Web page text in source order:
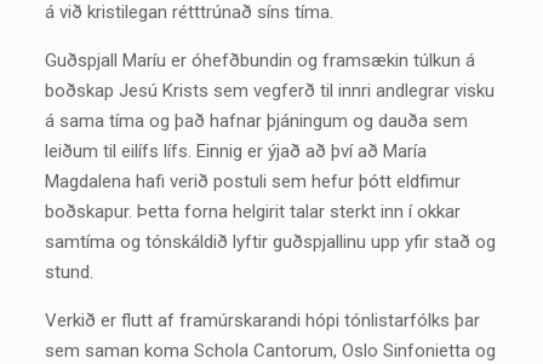
á við kristilegan rétttrúnað síns tíma.
Guðspjall Maríu er óhefðbundin og framsækin túlkun á
boðskap Jesú Krists sem vegferð til innri andlegrar visku
á sama tíma og það hafnar þjáningum og dauða sem
leiðum til eilífs lífs. Einnig er ýjað að því að María
Magdalena hafi verið postuli sem hefur þótt eldfimur
boðskapur. Þetta forna helgirit talar sterkt inn í okkar
samtíma og tónskáldið lyftir guðspjallinu upp yfir stað og
stund.
Verkið er flutt af framúrskarandi hópi tónlistarfólks þar
sem saman koma Schola Cantorum, Oslo Sinfonietta og